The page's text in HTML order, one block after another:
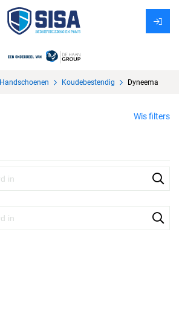
Handschoenen Koudebestendig Dyneema
Wis filters